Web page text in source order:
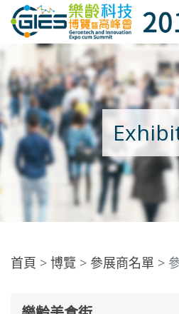
Date: Expo: 21-24 Nov
首頁 博覽 參展商名單